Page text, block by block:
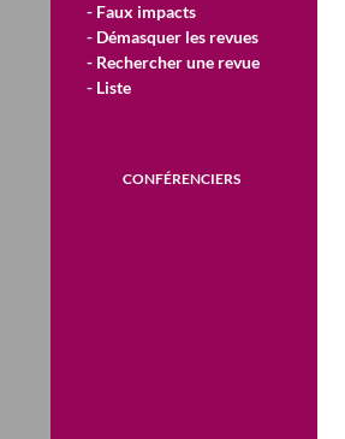
- Faux impacts
- Démasquer les revues
- Rechercher une revue
- Liste
CONFÉRENCIERS